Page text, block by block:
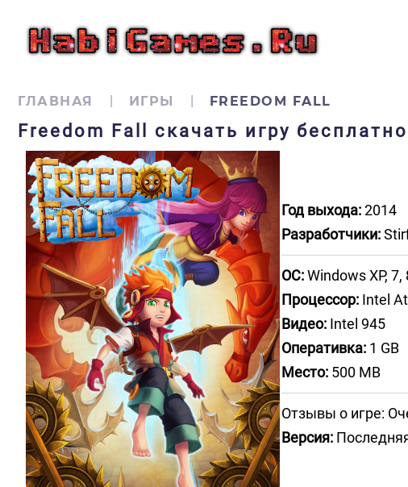
ГЛАВНАЯ ИГРЫ FREEDOM FALL
Freedom Fall скачать игру
Год выхода:2014
Разработчики:
ОС:Windows XP, 7,
Процессор:Intel
Видео:Intel 945
Оперативка:1 GB
Место:500 MB
Отзывы о игре:
Версия: